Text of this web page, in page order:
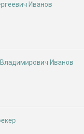
Иванов
Иванов